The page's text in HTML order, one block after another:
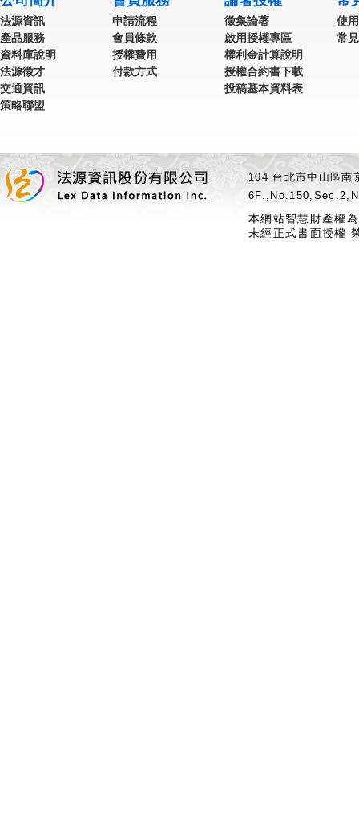
法源資訊
產品服務
資料庫說明
法源徵才
交通資訊
策略聯盟
申請流程
會員條款
授權費用
付款方式
徵集論著
啟用授權專區
權利金計算說明
授權合約書下載
投稿基本資料表
使
常
104 台北市中山區
本網站智慧財產權
未經正式書面授權